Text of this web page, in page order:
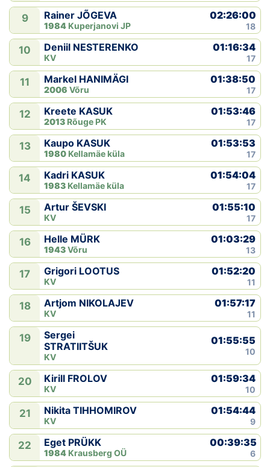
9 Rainer JÕGEVA
1984 Kuperjanovi JP
02:26:00
18
10 Deniil NESTERENKO
KV
01:16:34
17
11 Markel HANIMÄGI
2006 Võru
01:38:50
17
12 Kreete KASUK
2013 Rõuge PK
01:53:46
17
13 Kaupo KASUK
1980 Kellamäe küla
01:53:53
17
14 Kadri KASUK
1983 Kellamäe küla
01:54:04
17
15 Artur ŠEVSKI
KV
01:55:10
17
16 Helle MÜRK
1943Võru
01:03:29
13
17 Grigori LOOTUS
KV
01:52:20
11
18 Artjom NIKOLAJEV
KV
01:57:17
11
19
Sergei
STRATIITŠUK
KV
01:55:55
10
20 Kirill FROLOV
KV
01:59:34
10
21 Nikita TIHHOMIROV
KV
01:54:44
9
22 Eget PRÜKK
1984 Krausberg OÜ
00:39:35
6